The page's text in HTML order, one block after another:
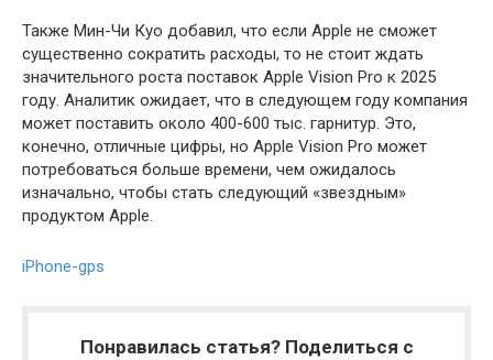
Также Мин-Чи Куо добавил, что если Apple не сможет
существенно сократить расходы, то не стоит ждать
значительного роста поставок Apple Vision Pro к 2025
году. Аналитик ожидает, что в следующем году компания
может поставить около 400-600 тыс. гарнитур. Это,
конечно, отличные цифры, но Apple Vision Pro может
потребоваться больше времени, чем ожидалось
изначально, чтобы стать следующий «звездным»
продуктом Apple.
iPhone-gps
Понравилась статья? Поделиться с